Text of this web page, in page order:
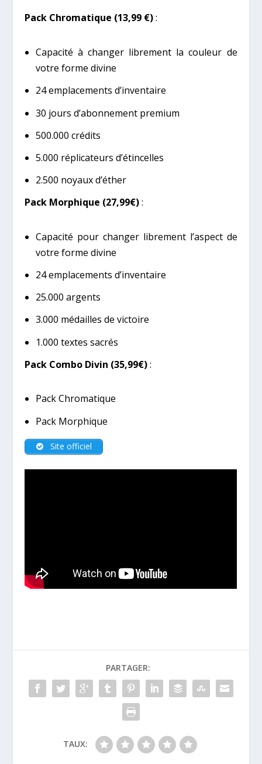
Pack Chromatique (13,99 €):
Capacité à changer librement la couleur de
votre forme divine
24 emplacements d’inventaire
30 jours d’abonnement premium
500.000 crédits
5.000 réplicateurs d’étincelles
2.500 noyaux d’éther
Pack Morphique (27,99€):
Capacité pour changer librement l’aspect de
votre forme divine
24 emplacements d’inventaire
25.000 argents
3.000 médailles de victoire
1.000 textes sacrés
Pack Combo Divin (35,99€):
Pack Chromatique
Pack Morphique
Site officiel
PARTAGER:
TAUX: